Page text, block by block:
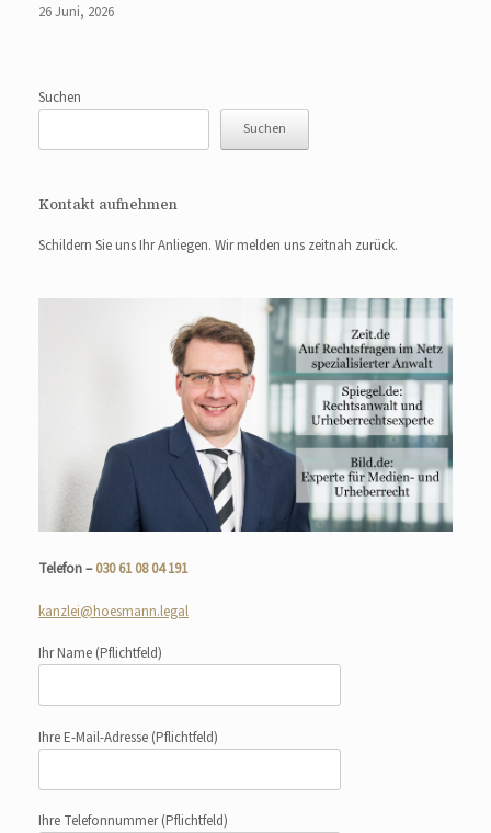
26 Juni, 2026
Suchen
Suchen
Kontakt aufnehmen
Schildern Sie uns Ihr Anliegen. Wir melden uns zeitnah zurück.
Telefon –030 61 08 04 191
kanzlei@hoesmann.legal
Ihr Name (Pflichtfeld)
Ihre E-Mail-Adresse (Pflichtfeld)
Ihre Telefonnummer(Pflichtfeld)